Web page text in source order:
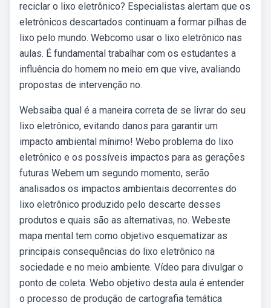
reciclar o lixo eletrônico? Especialistas alertam que os
eletrônicos descartados continuam a formar pilhas de
lixo pelo mundo. Webcomo usar o lixo eletrônico nas
aulas. É fundamental trabalhar com os estudantes a
influência do homem no meio em que vive, avaliando
propostas de intervenção no.
Websaiba qual é a maneira correta de se livrar do seu
lixo eletrônico, evitando danos para garantir um
impacto ambiental mínimo! Webo problema do lixo
eletrônico e os possíveis impactos para as gerações
futuras Webem um segundo momento, serão
analisados os impactos ambientais decorrentes do
lixo eletrônico produzido pelo descarte desses
produtos e quais são as alternativas, no. Webeste
mapa mental tem como objetivo esquematizar as
principais consequências do lixo eletrônico na
sociedade e no meio ambiente. Vídeo para divulgar o
ponto de coleta. Webo objetivo desta aula é entender
o processo de produção de cartografia temática